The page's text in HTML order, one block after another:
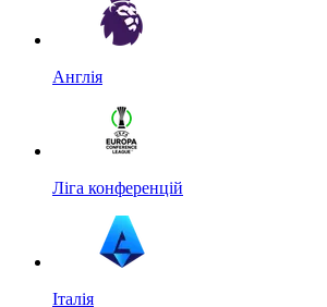
Англія
Ліга конференцій
Італія